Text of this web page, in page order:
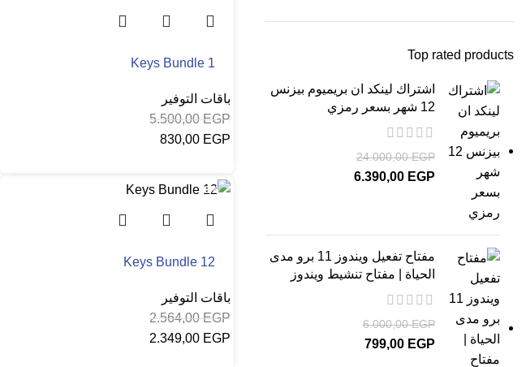
Top rated products
اشتراك لينكد ان بريميوم بيزنس
12 شهر بسعر رمزي
24.000,00EGP
6.390,00 EGP
مفتاح تفعيل ويندوز 11 برو مدى
الحياة | مفتاح تنشيط ويندوز
6.000,00EGP
799,00 EGP
Keys Bundle 1
باقات التوفير
5.500,00EGP
830,00 EGP
-8%
Keys Bundle 12
باقات التوفير
2.564,00EGP
2.349,00 EGP